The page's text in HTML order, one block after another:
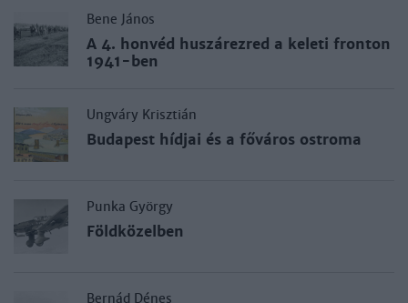
Bene János
A 4. honvéd huszárezred a keleti fronton
1941-ben
Ungváry Krisztián
Budapest hídjai és a főváros ostroma
Punka György
Földközelben
Bernád Dénes